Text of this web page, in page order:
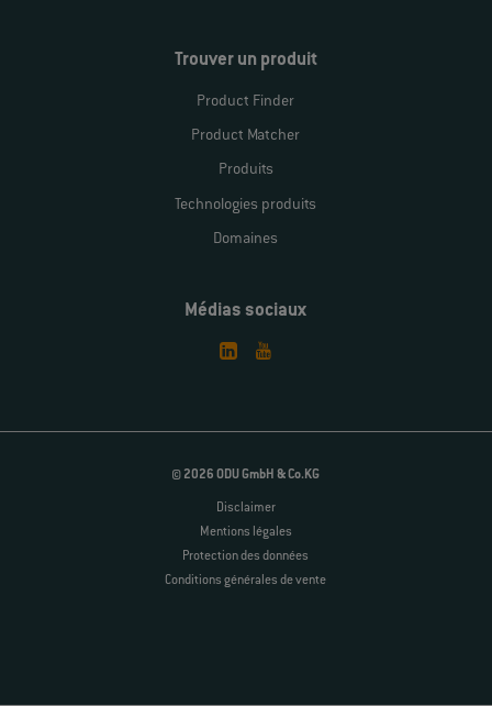
Trouver un produit
Product Finder
Product Matcher
Produits
Technologies produits
Domaines
Médias sociaux
© 2026 ODU GmbH & Co.KG
Disclaimer
Mentions légales
Protection des données
Conditions générales de vente